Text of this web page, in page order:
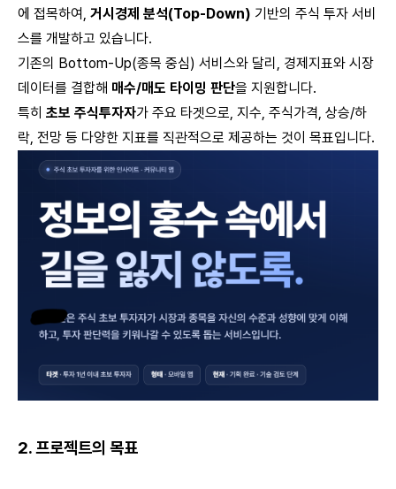
에 접목하여, 거시경제 분석(Top-Down) 기반의 주식 투자 서비
스를 개발하고 있습니다.
기존의 Bottom-Up(종목 중심) 서비스와 달리, 경제지표와 시장
데이터를 결합해 매수/매도 타이밍 판단을 지원합니다.
특히 초보 주식투자자가 주요 타겟으로, 지수, 주식가격, 상승/하
락, 전망 등 다양한 지표를 직관적으로 제공하는 것이 목표입니다.
2. 프로젝트의 목표